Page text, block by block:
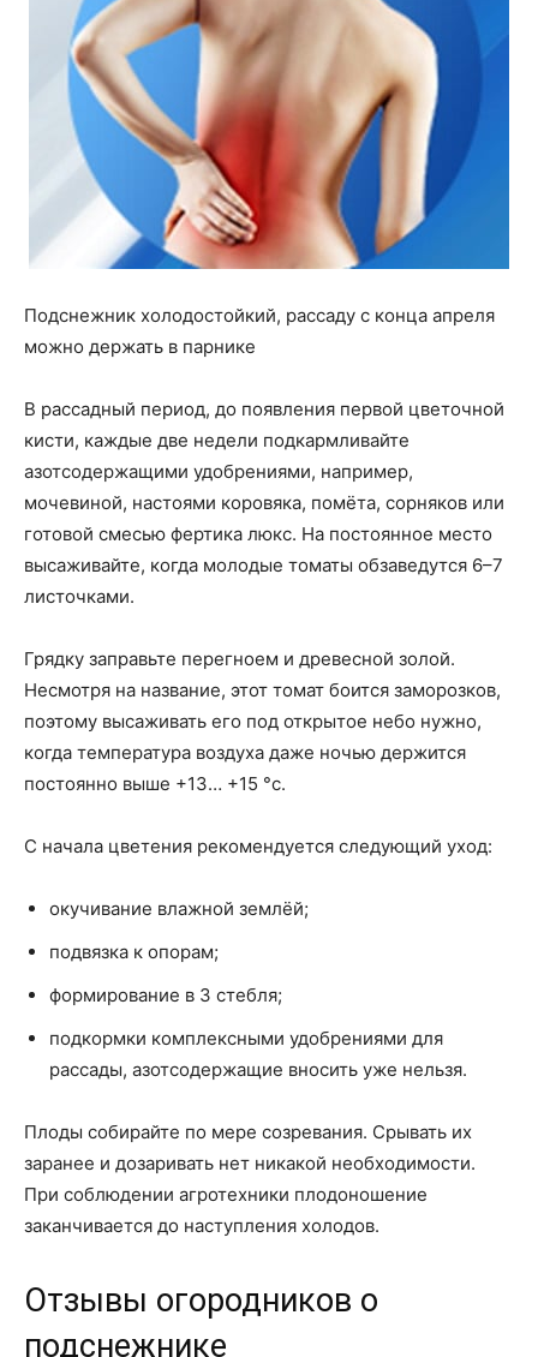
Подснежник холодостойкий, рассаду с конца апреля
можно держать в парнике
В рассадный период, до появления первой цветочной
кисти, каждые две недели подкармливайте
азотсодержащими удобрениями, например,
мочевиной, настоями коровяка, помёта, сорняков или
готовой смесью фертика люкс. На постоянное место
высаживайте, когда молодые томаты обзаведутся 6–7
листочками.
Грядку заправьте перегноем и древесной золой.
Несмотря на название, этот томат боится заморозков,
поэтому высаживать его под открытое небо нужно,
когда температура воздуха даже ночью держится
постоянно выше +13… +15 °c.
С начала цветения рекомендуется следующий уход:
окучивание влажной землёй;
подвязка к опорам;
формирование в 3 стебля;
подкормки комплексными удобрениями для
рассады, азотсодержащие вносить уже нельзя.
Плоды собирайте по мере созревания. Срывать их
заранее и дозаривать нет никакой необходимости.
При соблюдении агротехники плодоношение
заканчивается до наступления холодов.
Отзывы огородников о
подснежнике